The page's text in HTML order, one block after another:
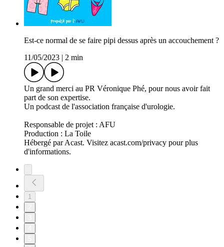
Est-ce normal de se faire pipi dessus après un accouchement ?
11/05/2023
2 min
Un grand merci au PR Véronique Phé, pour nous avoir fait
part de son expertise.
Un podcast de l'association française d'urologie.
Responsable de projet : AFU
Production : La Toile
Hébergé par Acast. Visitez acast.com/privacy pour plus
d'informations.
1